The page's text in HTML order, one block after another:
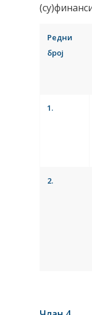
Редни
број
1.
2.